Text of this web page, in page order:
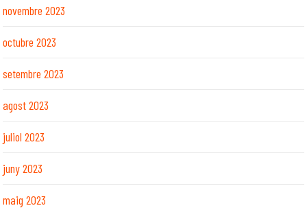
novembre 2023
octubre 2023
setembre 2023
agost 2023
juliol 2023
juny 2023
maig 2023